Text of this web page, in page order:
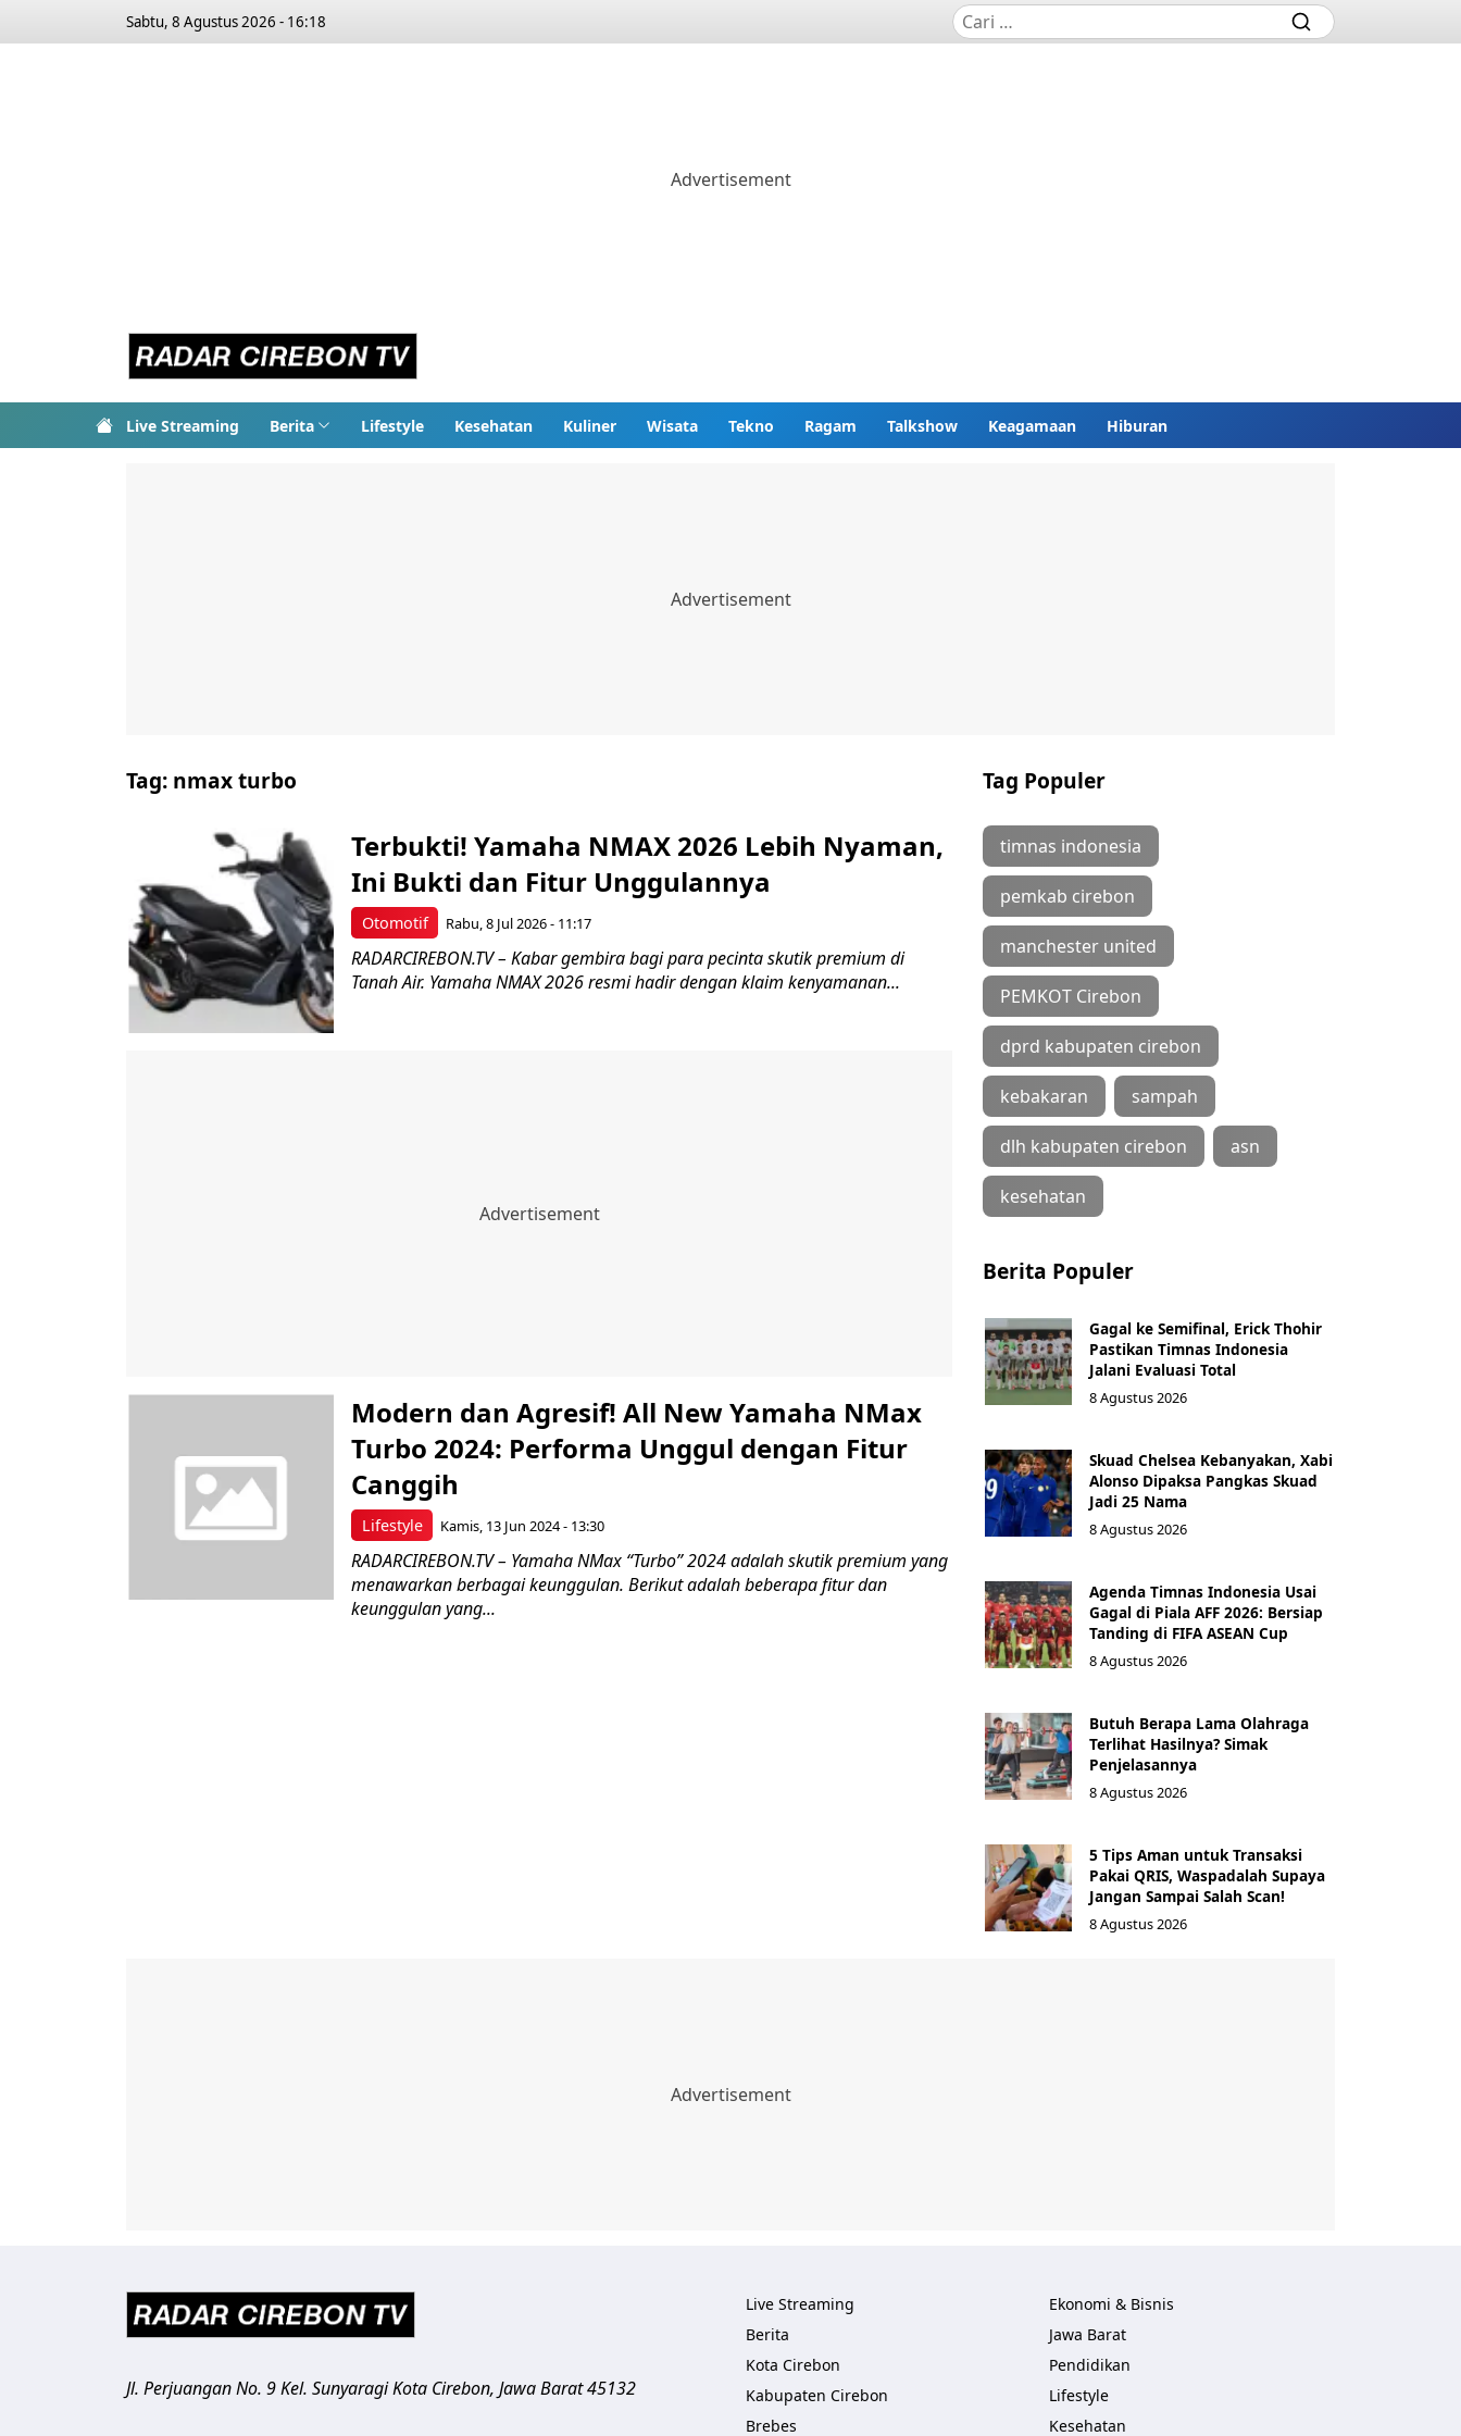
Sabtu, 8 Agustus 2026 - 16:18
Live Streaming Berita Lifestyle Kesehatan Kuliner Wisata Tekno Ragam Talkshow Keagamaan Hiburan
Tag: nmax turbo
Otomotif
Terbukti! Yamaha NMAX 2026 Lebih Nyaman,
Ini Bukti dan Fitur Unggulannya
Rabu, 8 Jul 2026 - 11:17
RADARCIREBON.TV – Kabar gembira bagi para pecinta skutik premium di
Tanah Air. Yamaha NMAX 2026 resmi hadir dengan klaim kenyamanan...
Lifestyle
Modern dan Agresif! All New Yamaha NMax
Turbo 2024: Performa Unggul dengan Fitur
Canggih
Kamis, 13 Jun 2024 - 13:30
RADARCIREBON.TV – Yamaha NMax “Turbo” 2024 adalah skutik premium yang
menawarkan berbagai keunggulan. Berikut adalah beberapa fitur dan
keunggulan yang...
Tag Populer
timnas indonesia
pemkab cirebon
manchester united
PEMKOT Cirebon
dprd kabupaten cirebon
kebakaran sampah
dlh kabupaten cirebon asn
kesehatan
Berita Populer
Gagal ke Semifinal, Erick Thohir
Pastikan Timnas Indonesia
Jalani Evaluasi Total
8 Agustus 2026
Skuad Chelsea Kebanyakan, Xabi
Alonso Dipaksa Pangkas Skuad
Jadi 25 Nama
8 Agustus 2026
Agenda Timnas Indonesia Usai
Gagal di Piala AFF 2026: Bersiap
Tanding di FIFA ASEAN Cup
8 Agustus 2026
Butuh Berapa Lama Olahraga
Terlihat Hasilnya? Simak
Penjelasannya
8 Agustus 2026
5 Tips Aman untuk Transaksi
Pakai QRIS, Waspadalah Supaya
Jangan Sampai Salah Scan!
8 Agustus 2026
Jl. Perjuangan No. 9 Kel. SunyaragiKota Cirebon, Jawa Barat45132
Live Streaming
Berita
Kota Cirebon
Kabupaten Cirebon
Brebes
Ekonomi & Bisnis
Jawa Barat
Pendidikan
Lifestyle
Kesehatan